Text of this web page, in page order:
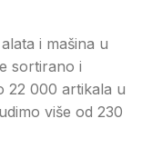
i mašina u
sortirano i
22 000 artikala u
više od 230